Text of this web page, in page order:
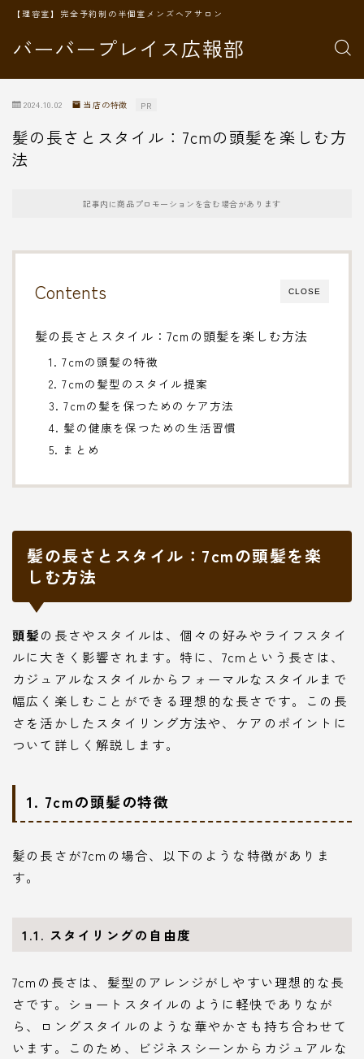
バーバープレイス広報部
【理容室】完全予約制の半個室メンズヘアサロン
2024.10.02 当店の特徴 PR
髪の長さとスタイル：7cmの頭髪を楽しむ方
法
記事内に商品プロモーションを含む場合があります
CLOSE
Contents
髪の長さとスタイル：7cmの頭髪を楽しむ方法
1. 7cmの頭髪の特徴
2. 7cmの髪型のスタイル提案
3. 7cmの髪を保つためのケア方法
4. 髪の健康を保つための生活習慣
5. まとめ
髪の長さとスタイル：7cmの頭髪を楽
しむ方法
頭髪の長さやスタイルは、個々の好みやライフスタイ
ルに大きく影響されます。特に、7cmという長さは、
カジュアルなスタイルからフォーマルなスタイルまで
幅広く楽しむことができる理想的な長さです。この長
さを活かしたスタイリング方法や、ケアのポイントに
ついて詳しく解説します。
1. 7cmの頭髪の特徴
髪の長さが7cmの場合、以下のような特徴がありま
す。
1.1. スタイリングの自由度
7cmの長さは、髪型のアレンジがしやすい理想的な長
さです。ショートスタイルのように軽快でありなが
ら、ロングスタイルのような華やかさも持ち合わせて
います。このため、ビジネスシーンからカジュアルな